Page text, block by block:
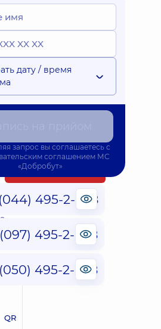
принимает
детей
услуги
Запись к врачу
QR
дату / время
запрос вы соглашаетесь с
соглашением МС
«Добробут»
(044) 495-2-888
(097) 495-2-888
(050) 495-2-888